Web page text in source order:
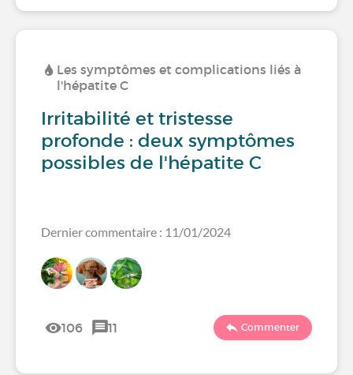
Les symptômes et complications liés à
l'hépatite C
Irritabilité et tristesse
profonde : deux symptômes
possibles de l'hépatite C
Dernier commentaire : 11/01/2024
106 11 Commenter